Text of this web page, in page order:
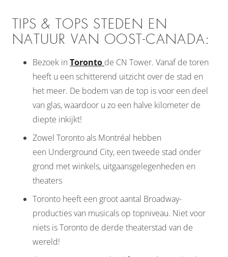
TIPS & TOPS STEDEN EN
NATUUR VAN OOST-CANADA:
Bezoek in Toronto de CN Tower. Vanaf de toren
heeft u een schitterend uitzicht over de stad en
het meer. De bodem van de top is voor een deel
van glas, waardoor u zo een halve kilometer de
diepte inkijkt!
Zowel Toronto als Montréal hebben
een Underground City, een tweede stad onder
grond met winkels, uitgaansgelegenheden en
theaters
Toronto heeft een groot aantal Broadway-
producties van musicals op topniveau. Niet voor
niets is Toronto de derde theaterstad van de
wereld!